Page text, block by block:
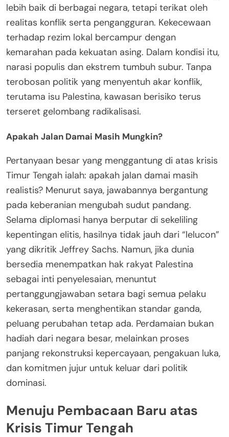
lebih baik di berbagai negara, tetapi terikat oleh
realitas konflik serta pengangguran. Kekecewaan
terhadap rezim lokal bercampur dengan
kemarahan pada kekuatan asing. Dalam kondisi itu,
narasi populis dan ekstrem tumbuh subur. Tanpa
terobosan politik yang menyentuh akar konflik,
terutama isu Palestina, kawasan berisiko terus
terseret gelombang radikalisasi.
Apakah Jalan Damai Masih Mungkin?
Pertanyaan besar yang menggantung di atas krisis
Timur Tengah ialah: apakah jalan damai masih
realistis? Menurut saya, jawabannya bergantung
pada keberanian mengubah sudut pandang.
Selama diplomasi hanya berputar di sekeliling
kepentingan elitis, hasilnya tidak jauh dari “lelucon”
yang dikritik Jeffrey Sachs. Namun, jika dunia
bersedia menempatkan hak rakyat Palestina
sebagai inti penyelesaian, menuntut
pertanggungjawaban setara bagi semua pelaku
kekerasan, serta menghentikan standar ganda,
peluang perubahan tetap ada. Perdamaian bukan
hadiah dari negara besar, melainkan proses
panjang rekonstruksi kepercayaan, pengakuan luka,
dan komitmen jujur untuk keluar dari politik
dominasi.
Menuju Pembacaan Baru atas
Krisis Timur Tengah